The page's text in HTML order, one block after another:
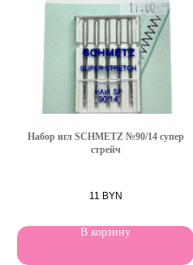
Набор игл SCHMETZ №90/14 супер
стрейч
11 BYN
В корзину